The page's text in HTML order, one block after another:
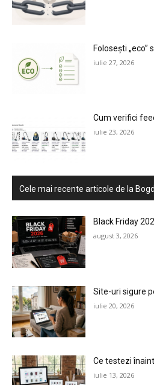
E-COMMERCE
MARKETING
CONTACT
Folosești „eco”
iulie 27, 2026
Cum verifici
iulie 23, 2026
Cele mai recente articole de la
Black Friday
august 3, 2026
Site-uri sigure
iulie 20, 2026
Ce testezi
iulie 13, 2026